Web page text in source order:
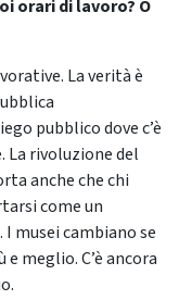
orari di lavoro? O
La verità è
pubblico dove c’è
La rivoluzione del
anche che chi
come un
musei cambiano se
meglio. C’è ancora